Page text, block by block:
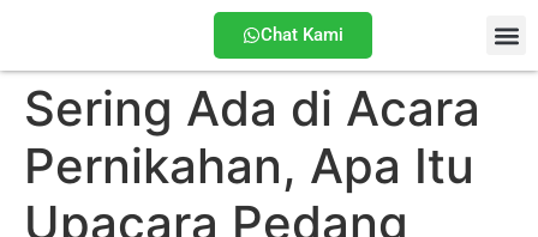
Chat Kami
Sering Ada di Acara
Pernikahan, Apa Itu
Upacara Pedang